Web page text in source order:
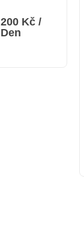
200 Kč/
Den